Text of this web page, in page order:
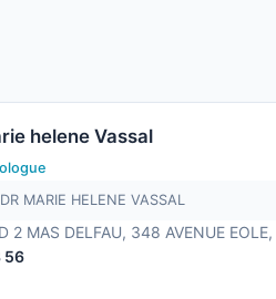
helene Vassal
MARIE HELENE VASSAL
2 MAS DELFAU, 348 AVENUE EOLE,
56